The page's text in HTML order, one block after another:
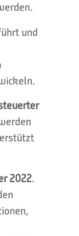
und
2022.